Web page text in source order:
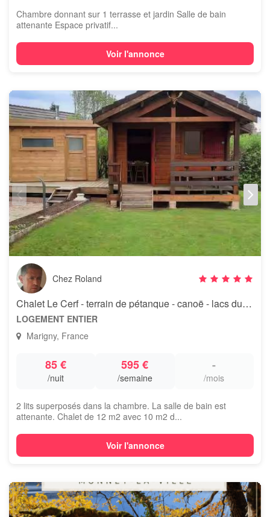
Chambre donnant sur 1 terrasse et jardin Salle de bain
attenante Espace privatif...
Voir l'annonce
Chez Roland
Chalet Le Cerf - terrain de pétanque - canoë - lacs du Jura
LOGEMENT ENTIER
Marigny, France
85 €
/nuit
595 €
/semaine
-
/mois
2 lits superposés dans la chambre. La salle de bain est
attenante. Chalet de 12 m2 avec 10 m2 d...
Voir l'annonce